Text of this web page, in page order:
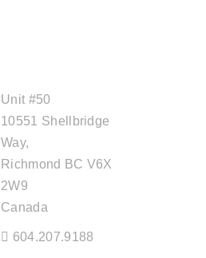
Unit #50
10551 Shellbridge
Way,
Richmond BC V6X
2W9
Canada
604.207.9188